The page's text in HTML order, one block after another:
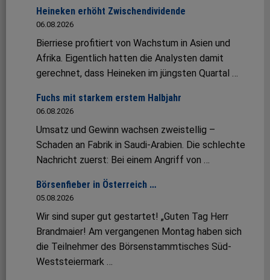
Heineken erhöht Zwischendividende
06.08.2026
Bierriese profitiert von Wachstum in Asien und
Afrika. Eigentlich hatten die Analysten damit
gerechnet, dass Heineken im jüngsten Quartal …
Fuchs mit starkem erstem Halbjahr
06.08.2026
Umsatz und Gewinn wachsen zweistellig –
Schaden an Fabrik in Saudi-Arabien. Die schlechte
Nachricht zuerst: Bei einem Angriff von …
Börsenfieber in Österreich …
05.08.2026
Wir sind super gut gestartet! „Guten Tag Herr
Brandmaier! Am vergangenen Montag haben sich
die Teilnehmer des Börsenstammtisches Süd-
Weststeiermark …